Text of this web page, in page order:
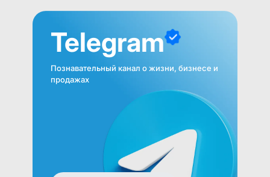
Telegram
Познавательный канал о жизни, бизнесе и
продажах